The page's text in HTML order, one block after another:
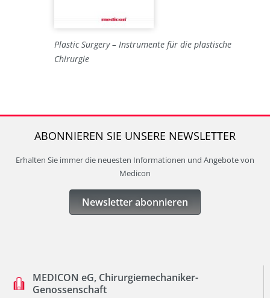
Plastic Surgery – Instrumente für die plastische
Chirurgie
ABONNIEREN SIE UNSERE NEWSLETTER
Erhalten Sie immer die neuesten Informationen und Angebote von
Medicon
Newsletter abonnieren
MEDICON eG, Chirurgiemechaniker-
Genossenschaft